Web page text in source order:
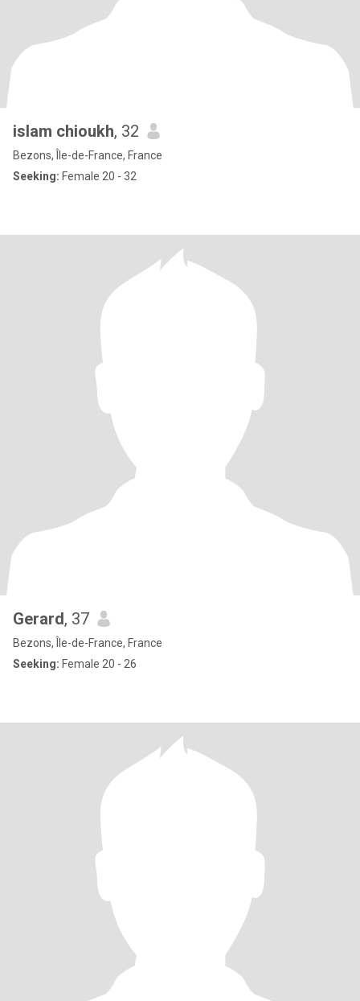
islam chioukh, 32
Bezons, Île-de-France, France
Seeking: Female 20 - 32
Gerard, 37
Bezons, Île-de-France, France
Seeking: Female 20 - 26